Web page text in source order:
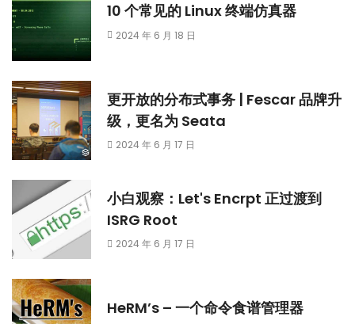
10 个常见的 Linux 终端仿真器
2024 年 6 月 18 日
更开放的分布式事务 | Fescar 品牌升
级，更名为 Seata
2024 年 6 月 17 日
小白观察：Let's Encrpt 正过渡到
ISRG Root
2024 年 6 月 17 日
HeRM’s – 一个命令食谱管理器